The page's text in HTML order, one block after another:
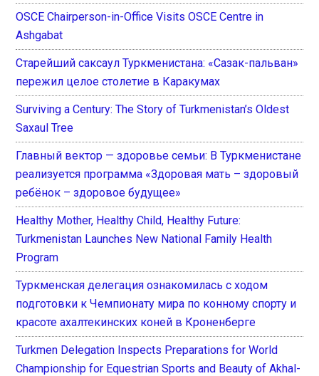
OSCE Chairperson-in-Office Visits OSCE Centre in
Ashgabat
Старейший саксаул Туркменистана: «Сазак-пальван»
пережил целое столетие в Каракумах
Surviving a Century: The Story of Turkmenistan’s Oldest
Saxaul Tree
Главный вектор — здоровье семьи: В Туркменистане
реализуется программа «Здоровая мать – здоровый
ребёнок – здоровое будущее»
Healthy Mother, Healthy Child, Healthy Future:
Turkmenistan Launches New National Family Health
Program
Туркменская делегация ознакомилась с ходом
подготовки к Чемпионату мира по конному спорту и
красоте ахалтекинских коней в Кроненберге
Turkmen Delegation Inspects Preparations for World
Championship for Equestrian Sports and Beauty of Akhal-